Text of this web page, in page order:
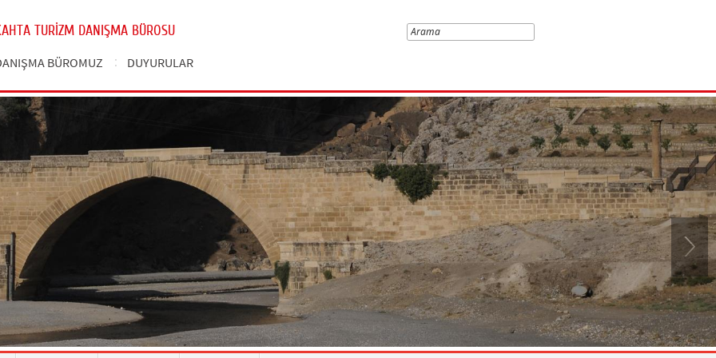
TURİZM DANIŞMA BÜROSU
BÜROMUZ DUYURULAR